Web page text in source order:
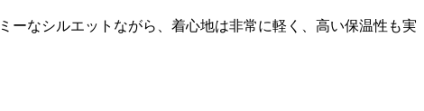
ーなシルエットながら、着心地は非常に軽く、高い保温性も実